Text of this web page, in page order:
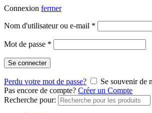
Connexion fermer
Nom d'utilisateur ou e-mail *
Mot de passe *
Se connecter
Perdu votre mot de passe?
Se souvenir de
Pas encore de compte? Créer un Compte
Recherche pour: